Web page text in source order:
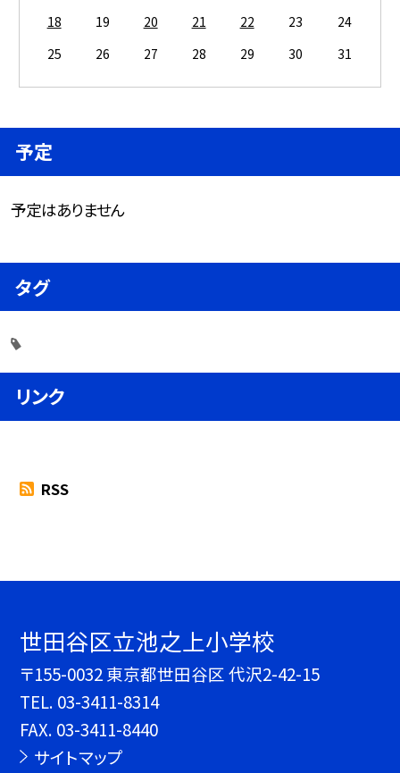
18
19 20 21 22 23
24
25
26 27 28 29 30 31
予定
予定はありません
タグ
リンク
RSS
世田谷区立池之上小学校
〒155-0032 東京都世田谷区 代沢2-42-15
TEL. 03-3411-8314
FAX. 03-3411-8440
サイトマップ